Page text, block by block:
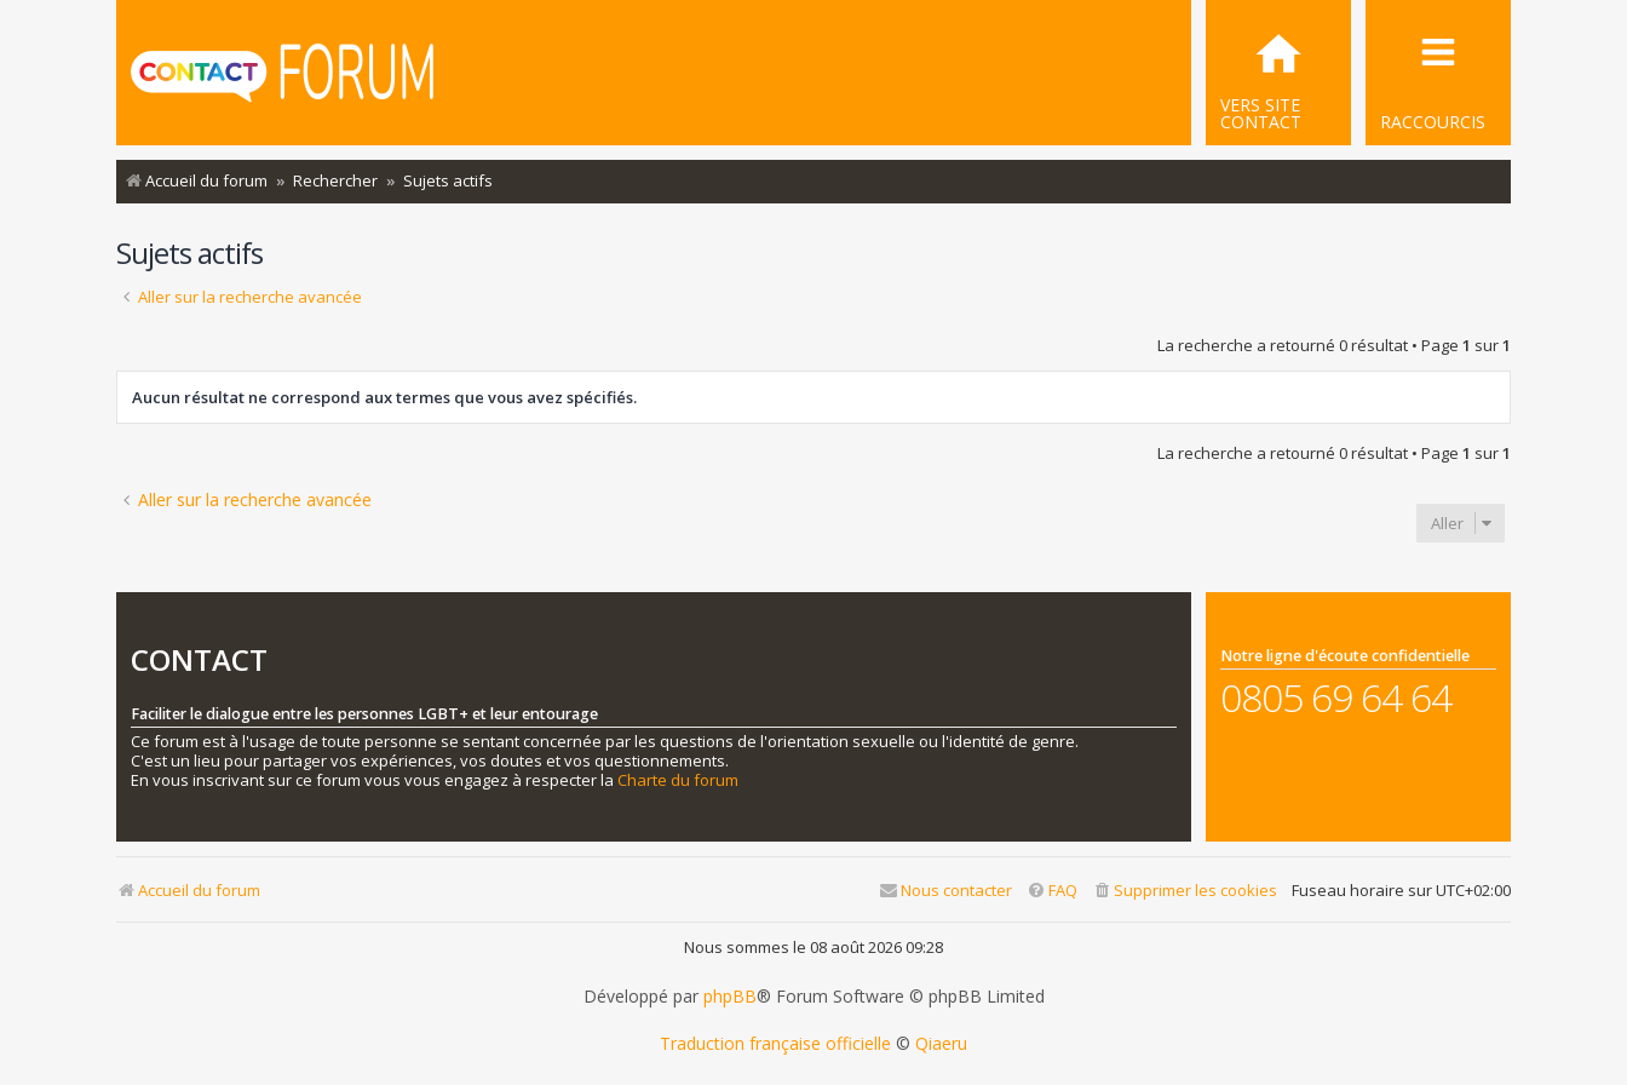
RACCOURCIS
VERS SITE
CONTACT
Accueil du forum Rechercher Sujets actifs
Sujets actifs
Aller sur la recherche avancée
La recherche a retourné 0 résultat • Page 1 sur1
Aucun résultat ne correspond aux termes que vous avez spécifiés.
La recherche a retourné 0 résultat • Page 1 sur1
Aller sur la recherche avancée
Aller
CONTACT
Faciliter le dialogue entre les personnes LGBT+ et leur entourage
Ce forum est à l'usage de toute personne se sentant concernée par les questions de l'orientation sexuelle ou l'identité de genre.
C'est un lieu pour partager vos expériences, vos doutes et vos questionnements.
En vous inscrivant sur ce forum vous vous engagez à respecter la Charte du forum
Notre ligne d'écoute confidentielle
0805 69 64 64
Accueil du forum Fuseau horaire surUTC+02:00
Supprimer les cookies
FAQ
Nous contacter
Nous sommes le 08 août 2026 09:28
Développé par phpBB® Forum Software © phpBB Limited
Traduction française officielle © Qiaeru